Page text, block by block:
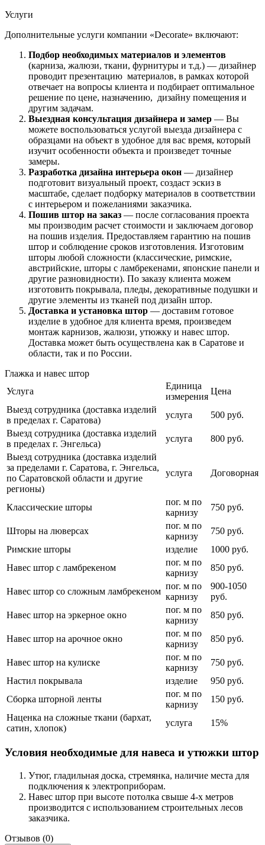
Услуги
Дополнительные услуги компании «Decorate» включают:
Подбор необходимых материалов и элементов
(карниза, жалюзи, ткани, фурнитуры и т.д.) — дизайнер
проводит презентацию материалов, в рамках которой
отвечает на вопросы клиента и подбирает оптимальное
решение по цене, назначению, дизайну помещения и
другим задачам.
Выездная консультация дизайнера и замер — Вы
можете воспользоваться услугой выезда дизайнера с
образцами на объект в удобное для вас время, который
изучит особенности объекта и произведет точные
замеры.
Разработка дизайна интерьера окон — дизайнер
подготовит визуальный проект, создаст эскиз в
масштабе, сделает подборку материалов в соответствии
с интерьером и пожеланиями заказчика.
Пошив штор на заказ — после согласования проекта
мы производим расчет стоимости и заключаем договор
на пошив изделия. Предоставляем гарантию на пошив
штор и соблюдение сроков изготовления. Изготовим
шторы любой сложности (классические, римские,
австрийские, шторы с ламбрекенами, японские панели и
другие разновидности). По заказу клиента можем
изготовить покрывала, пледы, декоративные подушки и
другие элементы из тканей под дизайн штор.
Доставка и установка штор — доставим готовое
изделие в удобное для клиента время, произведем
монтаж карнизов, жалюзи, утюжку и навес штор.
Доставка может быть осуществлена как в Саратове и
области, так и по России.
Глажка и навес штор
Услуга
Единица
измерения
Цена
Выезд сотрудника (доставка изделий
в пределах г. Саратова)
услуга
500 руб.
Выезд сотрудника (доставка изделий
в пределах г. Энгельса)
услуга
800 руб.
Выезд сотрудника (доставка изделий
за пределами г. Саратова, г. Энгельса,
по Саратовской области и другие
регионы)
услуга Договорная
Классические шторы
пог. м по
карнизу
750 руб.
Шторы на люверсах
пог. м по
карнизу
750 руб.
Римские шторы
изделие
1000 руб.
Навес штор с ламбрекеном
пог. м по
карнизу
850 руб.
Навес штор со сложным ламбрекеном
пог. м по
карнизу
900-1050
руб.
Навес штор на эркерное окно
пог. м по
карнизу
850 руб.
Навес штор на арочное окно
пог. м по
карнизу
850 руб.
Навес штор на кулиске
пог. м по
карнизу
750 руб.
Настил покрывала
изделие
950 руб.
Сборка шторной ленты
пог. м по
карнизу
150 руб.
Наценка на сложные ткани (бархат,
сатин, хлопок)
услуга 15%
Условия необходимые для навеса и утюжки штор
Утюг, гладильная доска, стремянка, наличие места для
подключения к электроприборам.
Навес штор при высоте потолка свыше 4-х метров
производится с использованием строительных лесов
заказчика.
Отзывов (0)